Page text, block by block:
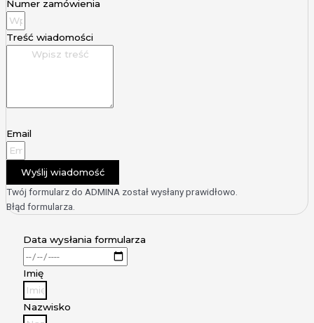
Numer zamówienia
Treść wiadomości
Email
Wyślij wiadomość
Twój formularz do ADMINA został wysłany prawidłowo.
Błąd formularza.
Data wysłania formularza
Imię
Nazwisko